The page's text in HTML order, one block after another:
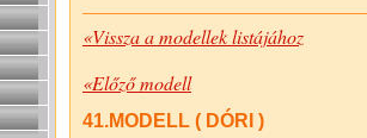
«Vissza a modellek listájához
«Előző modell
41.MODELL ( DÓRI )